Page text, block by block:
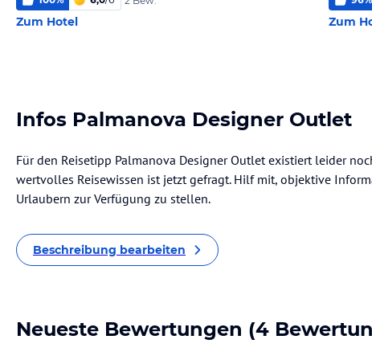
Zum Hotel Zum
Infos Palmanova Designer Outlet
Für den Reisetipp Palmanova Designer Outlet existiert leider
wertvolles Reisewissen ist jetzt gefragt. Hilf mit, objektive
Urlaubern zur Verfügung zu stellen.
Beschreibung bearbeiten
Neueste Bewertungen (4